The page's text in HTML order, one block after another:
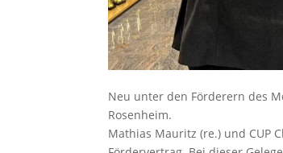
Neu unter den Förderern des
Rosenheim.
Mathias Mauritz (re.) und CUP